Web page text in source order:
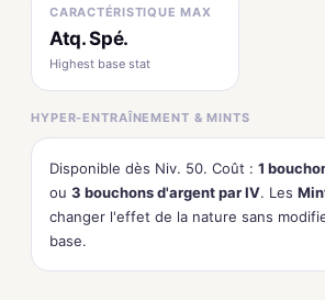
CARACTÉRISTIQUE MAX
Atq. Spé.
Highest base stat
HYPER-ENTRAÎNEMENT & MINTS
Disponible dès Niv. 50. Coût : 1
ou 3 bouchons d'argent par IV. Les
changer l'effet de la nature sans
base.